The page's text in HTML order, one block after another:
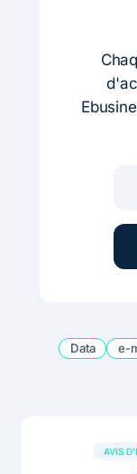
Data e-
AVIS